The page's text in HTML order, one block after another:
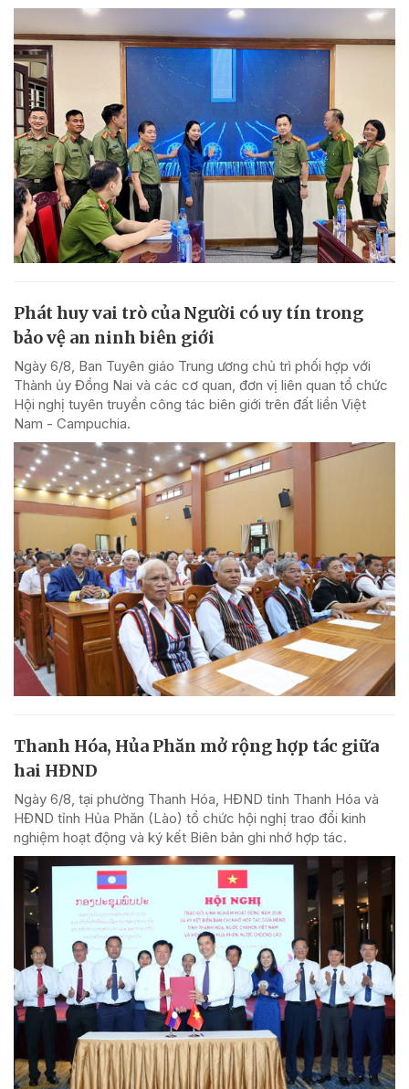
Phát huy vai trò của Người có uy tín trong
bảo vệ an ninh biên giới
Ngày 6/8, Ban Tuyên giáo Trung ương chủ trì phối hợp với
Thành ủy Đồng Nai và các cơ quan, đơn vị liên quan tổ chức
Hội nghị tuyên truyền công tác biên giới trên đất liền Việt
Nam - Campuchia.
Thanh Hóa, Hủa Phăn mở rộng hợp tác giữa
hai HĐND
Ngày 6/8, tại phường Thanh Hóa, HĐND tỉnh Thanh Hóa và
HĐND tỉnh Hủa Phăn (Lào) tổ chức hội nghị trao đổi kinh
nghiệm hoạt động và ký kết Biên bản ghi nhớ hợp tác.